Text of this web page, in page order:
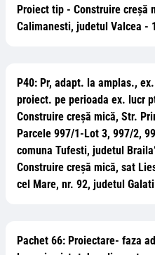
Proiect tip - Construire creșă
Calimanesti, judetul Valcea -
P40: Pr, adapt. la amplas.,
proiect. pe perioada ex. lucr
Construire creșă mică, Str.
Parcele 997/1-Lot 3, 997/2,
comuna Tufesti, judetul
Construire creșă mică, sat
cel Mare, nr. 92, judetul
Pachet 66: Proiectare- faza